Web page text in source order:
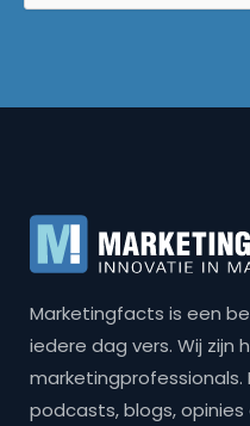
Marketingfacts is een
iedere dag vers. Wij zijn
marketingprofessionals.
podcasts, blogs,